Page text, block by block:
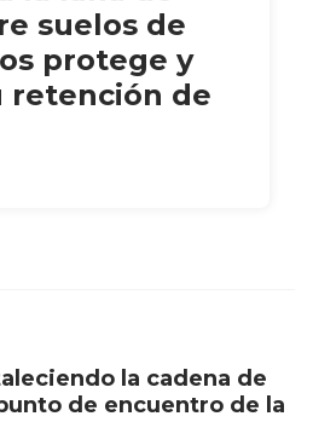
suelos de
protege y
retención de
la cadena de
de encuentro de la